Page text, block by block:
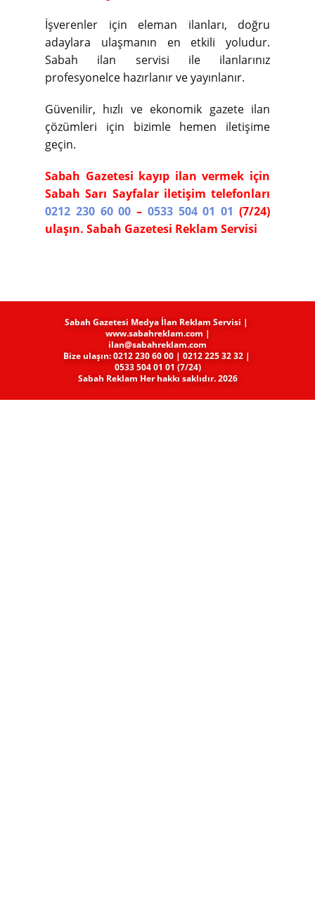
İşverenler için eleman ilanları, doğru
adaylara ulaşmanın en etkili yoludur.
Sabah ilan servisi ile ilanlarınız
profesyonelce hazırlanır ve yayınlanır.
Güvenilir, hızlı ve ekonomik gazete ilan
çözümleri için bizimle hemen iletişime
geçin.
Sabah Gazetesi kayıp ilan vermek için
Sabah Sarı Sayfalar iletişim telefonları
0212 230 60 00– 0533 504 01 01(7/24)
ulaşın. Sabah Gazetesi Reklam Servisi
Sabah Gazetesi Medya​ İlan Reklam Servisi |
www.sabahreklam.com |
ilan@sabahreklam.com
Bize ulaşın: 0212 230 60 00 | 0212 225 32 32 |
0533 504 01 01 (7/24)
Sabah Reklam Her hakkı saklıdır. 2026